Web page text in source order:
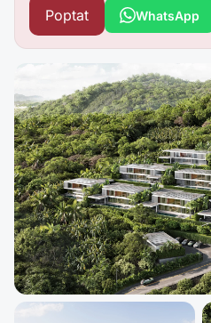
Poptat WhatsApp